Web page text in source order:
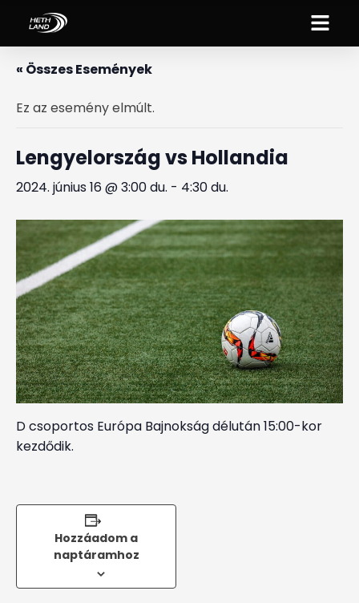
« Összes Események
Ez az esemény elmúlt.
Lengyelország vs Hollandia
2024. június 16 @ 3:00 du. - 4:30 du.
D csoportos Európa Bajnokság délután 15:00-kor
kezdődik.
Hozzáadom a
naptáramhoz